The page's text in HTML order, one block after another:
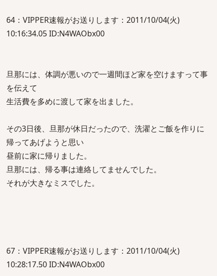
64：VIPPER速報がお送りします：2011/10/04(火)
10:16:34.05 ID:N4WAObx00
旦那には、体調が悪いので一週間ほど家を空けますって事
を伝えて
生活費を多めに渡して家を出ました。
その3日後、旦那が休日だったので、洗濯とご飯を作りに
帰ってあげようと思い
昼前に家に帰りました。
旦那には、帰る事は連絡してませんでした。
それが大きなミスでした。
67：VIPPER速報がお送りします：2011/10/04(火)
10:28:17.50 ID:N4WAObx00